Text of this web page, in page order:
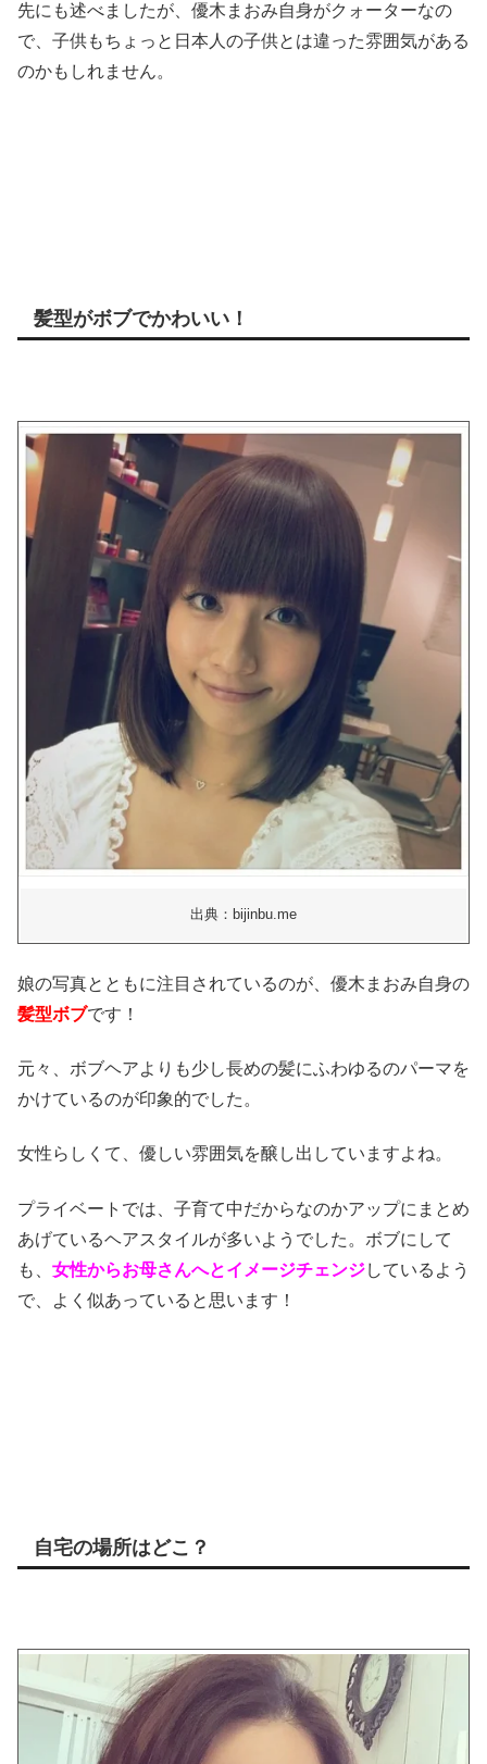
先にも述べましたが、優木まおみ自身がクォーターなの
で、子供もちょっと日本人の子供とは違った雰囲気がある
のかもしれません。
髪型がボブでかわいい！
出典：bijinbu.me
娘の写真とともに注目されているのが、優木まおみ自身の
髪型ボブです！
元々、ボブヘアよりも少し長めの髪にふわゆるのパーマを
かけているのが印象的でした。
女性らしくて、優しい雰囲気を醸し出していますよね。
プライベートでは、子育て中だからなのかアップにまとめ
あげているヘアスタイルが多いようでした。ボブにして
も、 女性からお母さんへとイメージチェンジしているよう
で、よく似あっていると思います！
自宅の場所はどこ？